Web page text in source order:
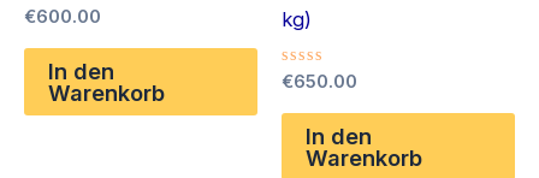
Bewertet
0
von
€600.00
In den
Warenkorb
kg)
Bewertet
0
von
€650.00
In den
Warenkorb